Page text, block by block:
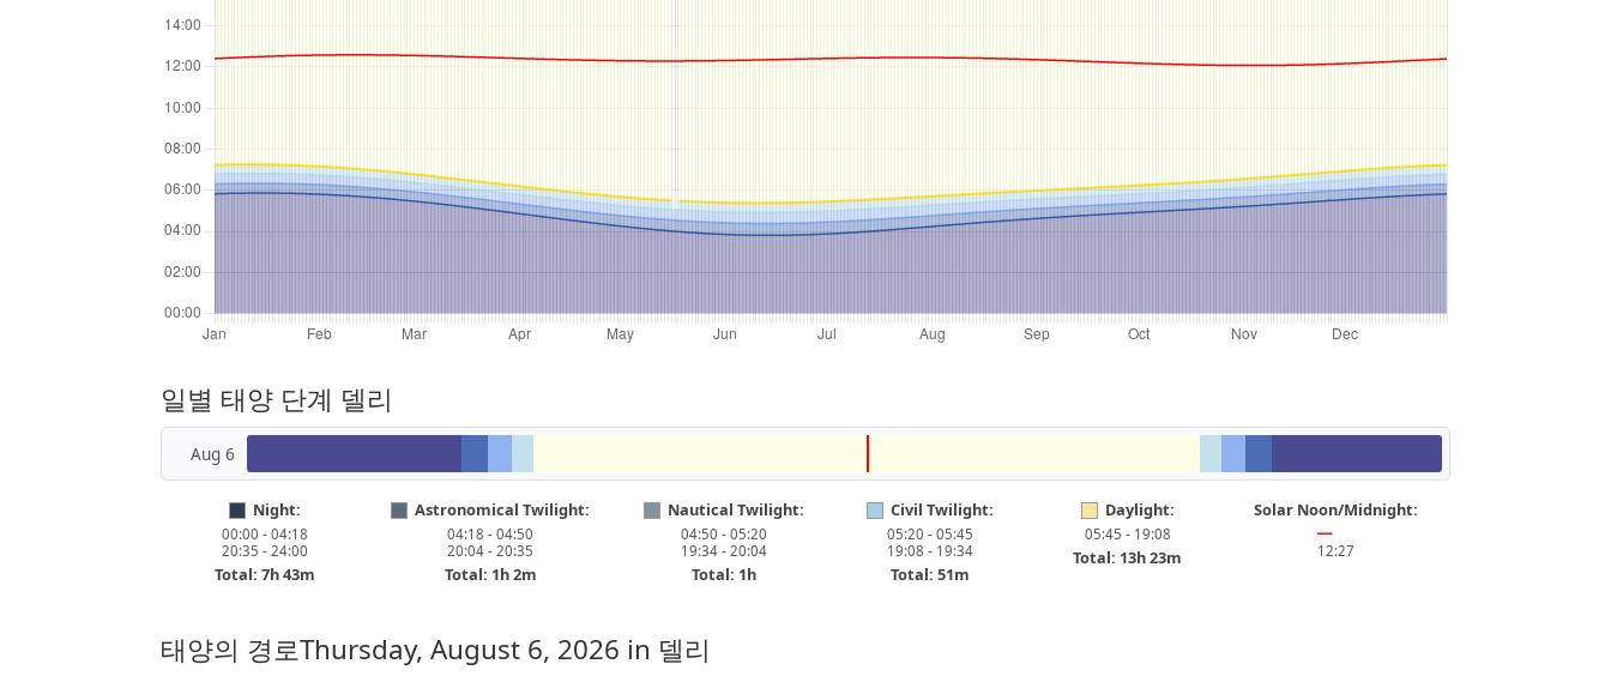
일별 태양 단계 델리
Aug 6
Night:
00:00 - 04:18
20:35 - 24:00
Total: 7h 43m
Astronomical Twilight:
04:18 - 04:50
20:04 - 20:35
Total: 1h 2m
Nautical Twilight:
04:50 - 05:20
19:34 - 20:04
Total: 1h
Civil Twilight:
05:20 - 05:45
19:08 - 19:34
Total: 51m
Daylight:
05:45 - 19:08
Total: 13h 23m
Solar Noon/Midnight:
━
12:27
태양의 경로Thursday, August 6, 2026 in 델리